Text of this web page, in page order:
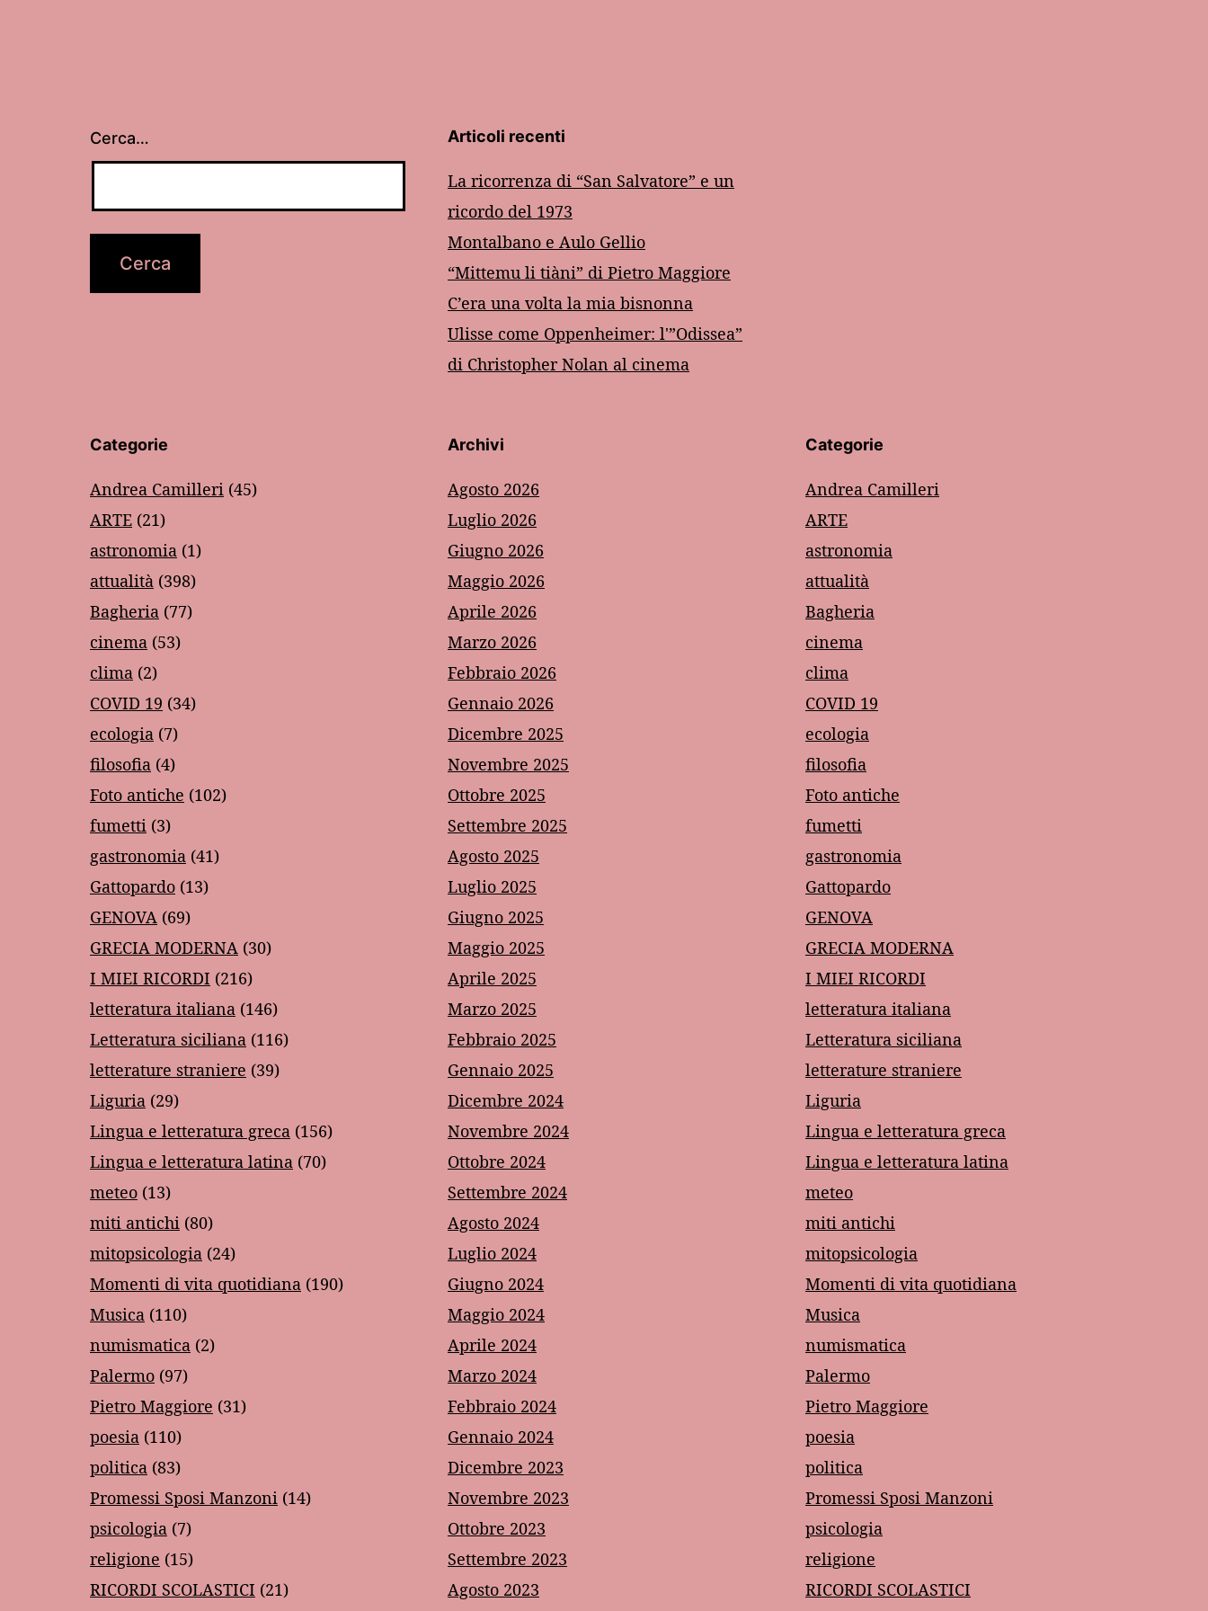
Cerca… Articoli recenti
La ricorrenza di “San Salvatore” e un
ricordo del 1973
Montalbano e Aulo Gellio
“Mittemu li tiàni” di Pietro Maggiore
C’era una volta la mia bisnonna
Ulisse come Oppenheimer: l'”Odissea”
di Christopher Nolan al cinema
Categorie
Andrea Camilleri (45)
ARTE (21)
astronomia (1)
attualità (398)
Bagheria (77)
cinema (53)
clima (2)
COVID 19 (34)
ecologia (7)
filosofia (4)
Foto antiche (102)
fumetti (3)
gastronomia (41)
Gattopardo (13)
GENOVA (69)
GRECIA MODERNA (30)
I MIEI RICORDI (216)
letteratura italiana (146)
Letteratura siciliana (116)
letterature straniere (39)
Liguria (29)
Lingua e letteratura greca (156)
Lingua e letteratura latina (70)
meteo (13)
miti antichi (80)
mitopsicologia (24)
Momenti di vita quotidiana (190)
Musica (110)
numismatica (2)
Palermo (97)
Pietro Maggiore (31)
poesia (110)
politica (83)
Promessi Sposi Manzoni (14)
psicologia (7)
religione (15)
RICORDI SCOLASTICI (21)
Archivi
Agosto 2026
Luglio 2026
Giugno 2026
Maggio 2026
Aprile 2026
Marzo 2026
Febbraio 2026
Gennaio 2026
Dicembre 2025
Novembre 2025
Ottobre 2025
Settembre 2025
Agosto 2025
Luglio 2025
Giugno 2025
Maggio 2025
Aprile 2025
Marzo 2025
Febbraio 2025
Gennaio 2025
Dicembre 2024
Novembre 2024
Ottobre 2024
Settembre 2024
Agosto 2024
Luglio 2024
Giugno 2024
Maggio 2024
Aprile 2024
Marzo 2024
Febbraio 2024
Gennaio 2024
Dicembre 2023
Novembre 2023
Ottobre 2023
Settembre 2023
Agosto 2023
Categorie
Andrea Camilleri
ARTE
astronomia
attualità
Bagheria
cinema
clima
COVID 19
ecologia
filosofia
Foto antiche
fumetti
gastronomia
Gattopardo
GENOVA
GRECIA MODERNA
I MIEI RICORDI
letteratura italiana
Letteratura siciliana
letterature straniere
Liguria
Lingua e letteratura greca
Lingua e letteratura latina
meteo
miti antichi
mitopsicologia
Momenti di vita quotidiana
Musica
numismatica
Palermo
Pietro Maggiore
poesia
politica
Promessi Sposi Manzoni
psicologia
religione
RICORDI SCOLASTICI